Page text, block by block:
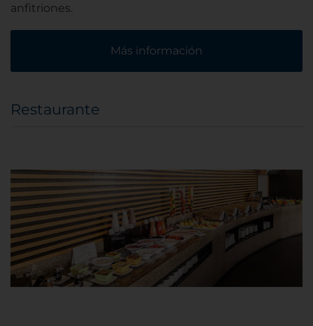
anfitriones.
Más información
Restaurante